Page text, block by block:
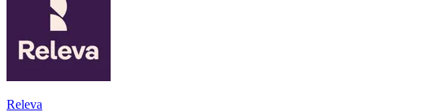
Releva